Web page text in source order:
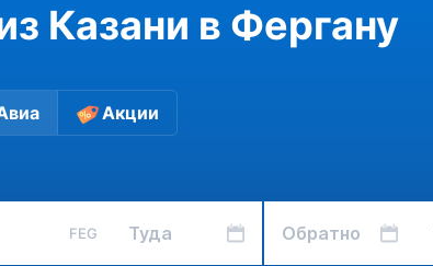
Казани в Фергану
Акции
FEG Туда Обратно